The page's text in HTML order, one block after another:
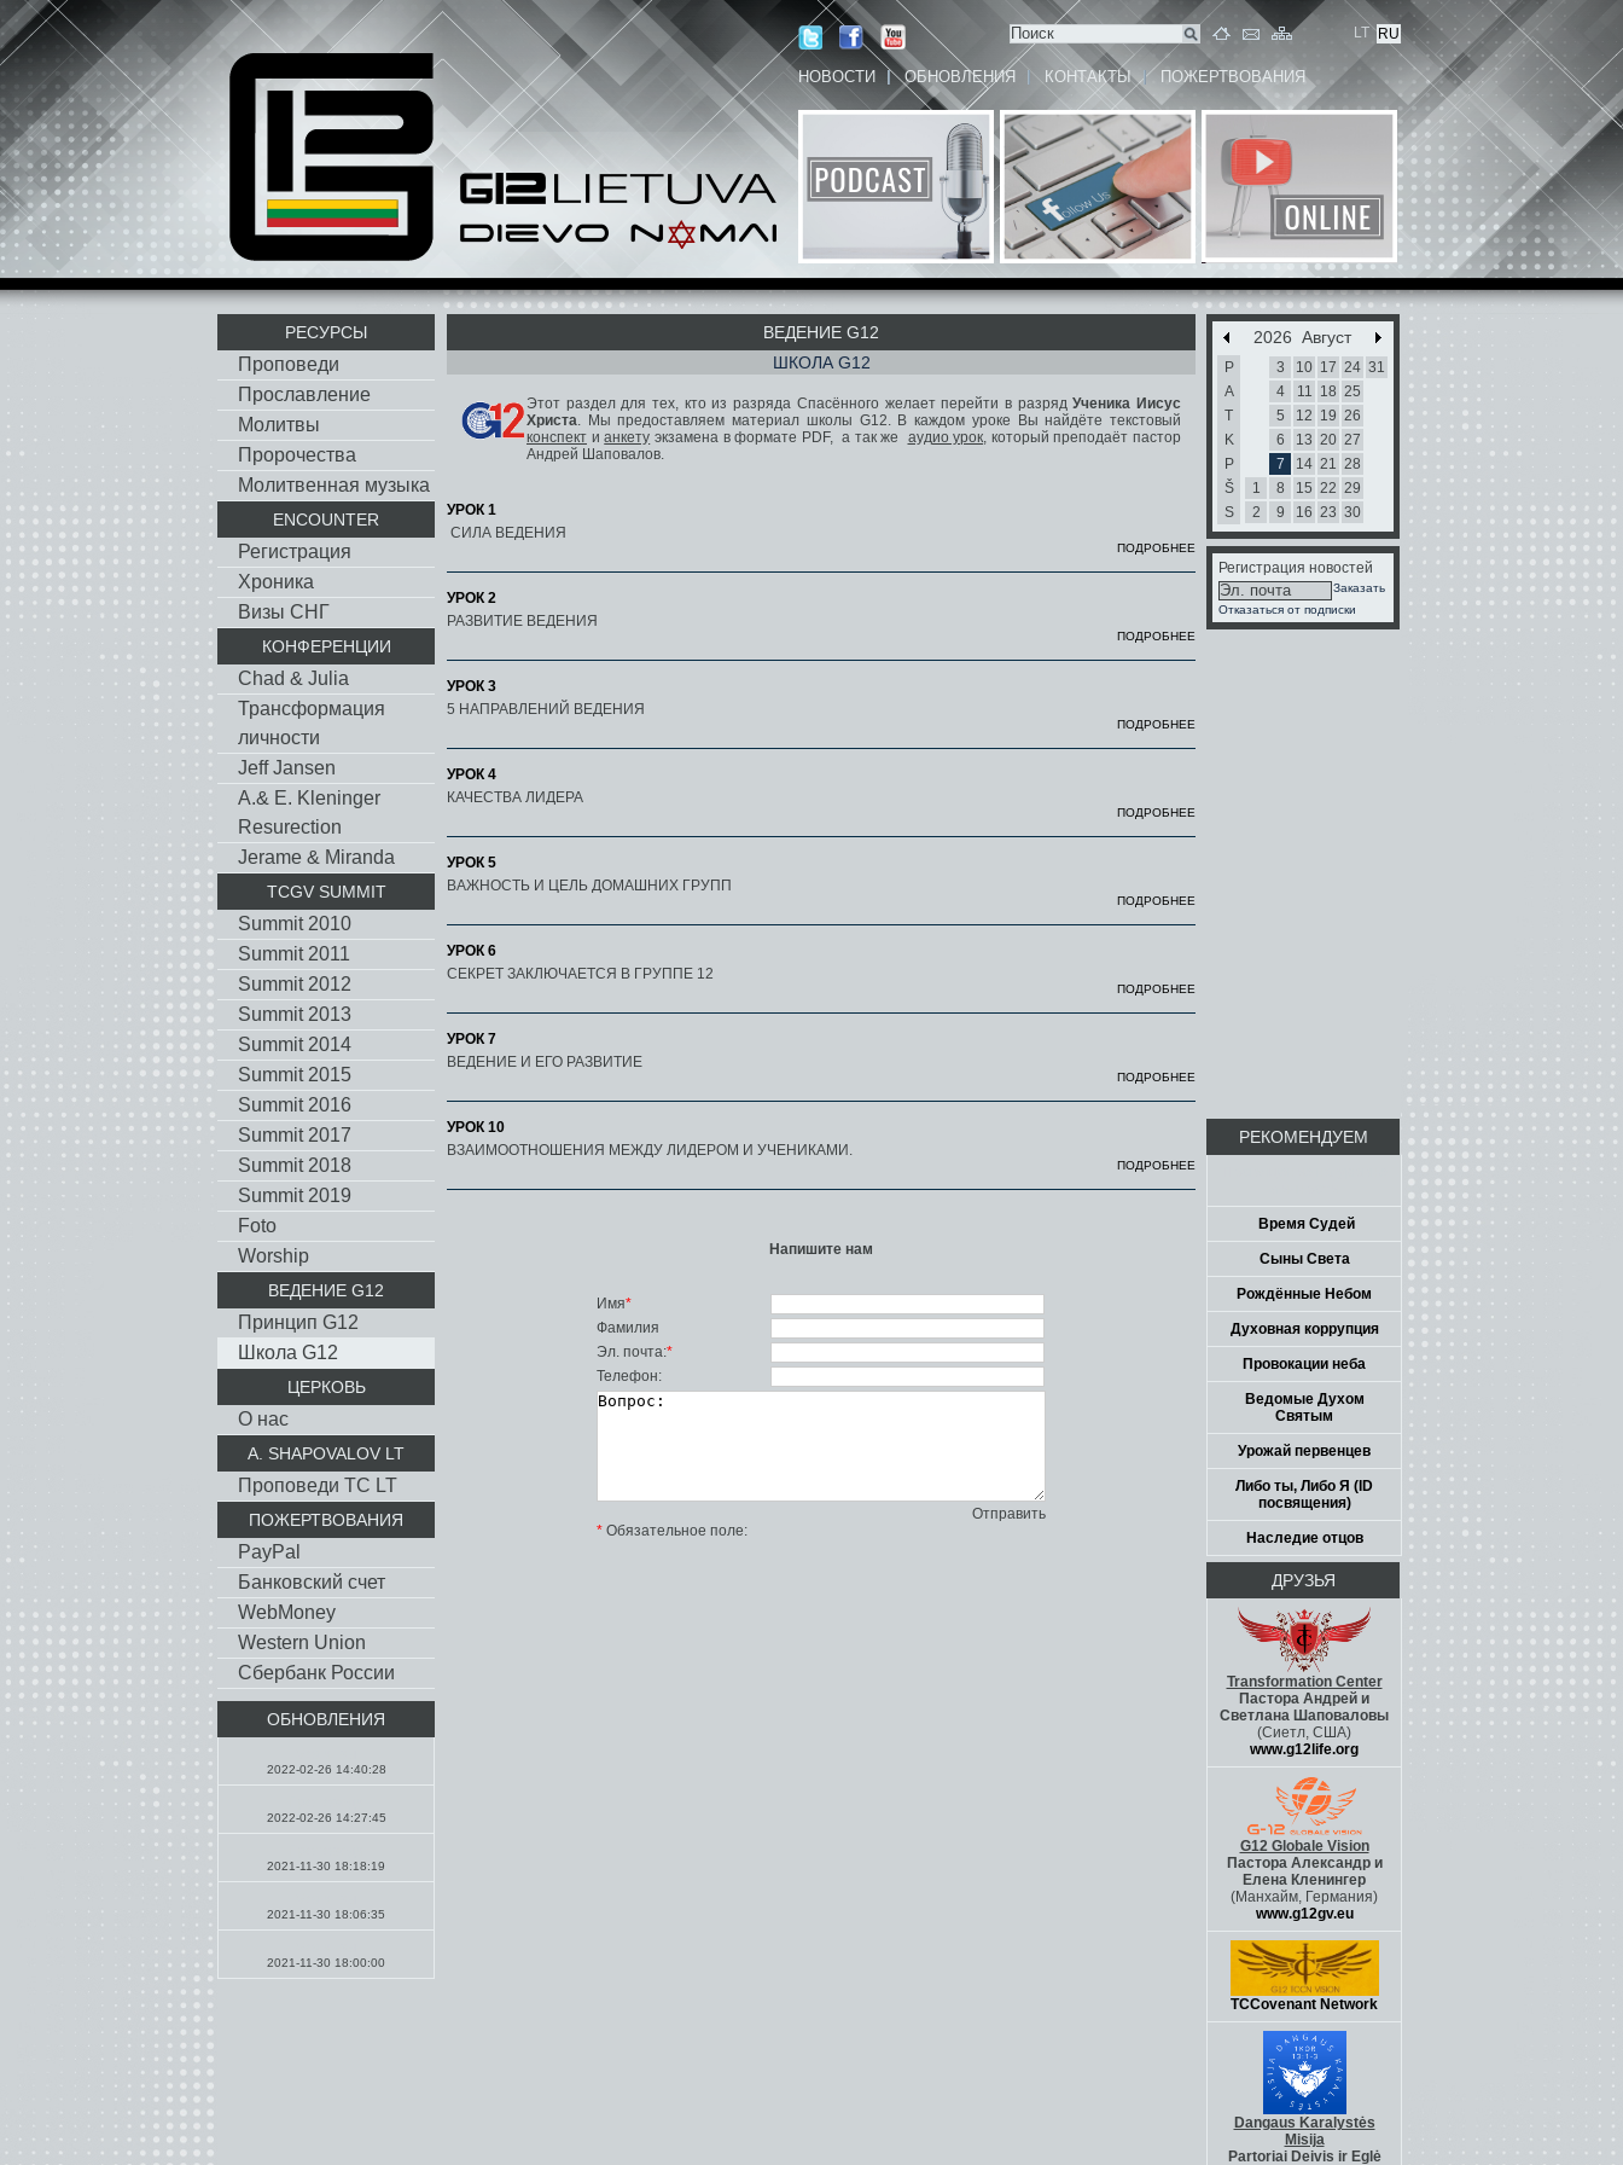
LT RU
НОВОСТИ ОБНОВЛЕНИЯ КОНТАКТЫ ПОЖЕРТВОВАНИЯ
РЕСУРСЫ
Проповеди
Прославление
Молитвы
Пророчества
Молитвенная музыка
ENCOUNTER
Регистрация
Хроника
Визы СНГ
КОНФЕРЕНЦИИ
Chad & Julia
Трансформация
личности
Jeff Jansen
A.& E. Kleninger
Resurection
Jerame & Miranda
TCGV SUMMIT
Summit 2010
Summit 2011
Summit 2012
Summit 2013
Summit 2014
Summit 2015
Summit 2016
Summit 2017
Summit 2018
Summit 2019
Foto
Worship
ВЕДЕНИЕ G12
Принцип G12
Школа G12
ЦЕРКОВЬ
О нас
A. SHAPOVALOV LT
Проповеди TC LT
ПОЖЕРТВОВАНИЯ
PayPal
Банковский счет
WebMoney
Western Union
Сбербанк России
ОБНОВЛЕНИЯ
2022-02-26 14:40:28
2022-02-26 14:27:45
2021-11-30 18:18:19
2021-11-30 18:06:35
2021-11-30 18:00:00
ВЕДЕНИЕ G12
ШКОЛА G12
Этот раздел для тех, кто из разряда Спасённого желает перейти в разрядУченика Иисус
Христа. Мы предоставляем материал школы G12. В каждом уроке Вы найдёте текстовый
конспект ианкету экзамена в формате PDF, а так же аудио урок, который преподаёт пастор
Андрей Шаповалов.
УРОК 1
СИЛА ВЕДЕНИЯ
ПОДРОБНЕЕ
УРОК 2
РАЗВИТИЕ ВЕДЕНИЯ
ПОДРОБНЕЕ
УРОК 3
5 НАПРАВЛЕНИЙ ВЕДЕНИЯ
ПОДРОБНЕЕ
УРОК 4
КАЧЕСТВА ЛИДЕРА
ПОДРОБНЕЕ
УРОК 5
ВАЖНОСТЬ И ЦЕЛЬ ДОМАШНИХ ГРУПП
ПОДРОБНЕЕ
УРОК 6
СЕКРЕТ ЗАКЛЮЧАЕТСЯ В ГРУППЕ 12
ПОДРОБНЕЕ
УРОК 7
ВЕДЕНИЕ И ЕГО РАЗВИТИЕ
ПОДРОБНЕЕ
УРОК 10
ВЗАИМООТНОШЕНИЯ МЕЖДУ ЛИДЕРОМ И УЧЕНИКАМИ.
ПОДРОБНЕЕ
Напишите нам
Имя*
Фамилия
Эл. почта:*
Телефон:
Отправить
* Обязательное поле:
2026 Август
P
A
T
K
P
Š
S
1
2
3
4
5
6
7
8
9
10
11
12
13
14
15
16
17
18
19
20
21
22
23
24
25
26
27
28
29
30
31
Регистрация новостей
Заказать
Отказаться от подписки
РЕКОМЕНДУЕМ
Время Судей
Сыны Света
Рождённые Небом
Духовная коррупция
Провокации неба
Ведомые Духом
Святым
Урожай первенцев
Либо ты, Либо Я (ID
посвящения)
Наследие отцов
ДРУЗЬЯ
Transformation Center
Пастора Андрей и
Светлана Шаповаловы
(Сиетл, США)
www.g12life.org
G12 Globale Vision
Пастора Александр и
Елена Кленингер
(Манхайм, Германия)
www.g12gv.eu
TCCovenant Network
Dangaus Karalystės
Misija
Partoriai Deivis ir Eglė